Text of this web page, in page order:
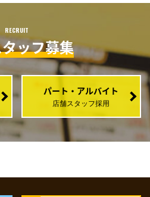
RECRUIT
ッフ募集
パート・アルバイト
店舗スタッフ採用